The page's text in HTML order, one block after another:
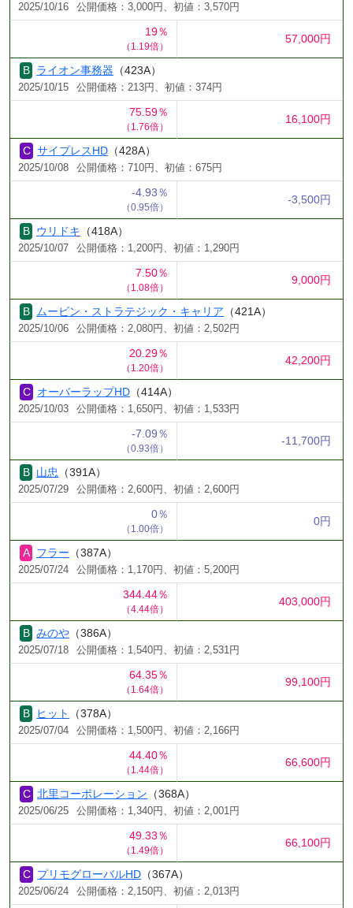
2025/10/16 公開価格：3,000円、初値：3,570円
19％
（1.19倍）
57,000円
ライオン事務器 （423A）
2025/10/15 公開価格：213円、初値：374円
75.59％
（1.76倍）
16,100円
サイプレスHD （428A）
2025/10/08 公開価格：710円、初値：675円
-4.93％
（0.95倍）
-3,500円
ウリドキ （418A）
2025/10/07 公開価格：1,200円、初値：1,290円
7.50％
（1.08倍）
9,000円
ムービン・ストラテジック・キャリア （421A）
2025/10/06 公開価格：2,080円、初値：2,502円
20.29％
（1.20倍）
42,200円
オーバーラップHD （414A）
2025/10/03 公開価格：1,650円、初値：1,533円
-7.09％
（0.93倍）
-11,700円
山忠 （391A）
2025/07/29 公開価格：2,600円、初値：2,600円
0％
（1.00倍）
0円
フラー （387A）
2025/07/24 公開価格：1,170円、初値：5,200円
344.44％
（4.44倍）
403,000円
みのや （386A）
2025/07/18 公開価格：1,540円、初値：2,531円
64.35％
（1.64倍）
99,100円
ヒット （378A）
2025/07/04 公開価格：1,500円、初値：2,166円
44.40％
（1.44倍）
66,600円
北里コーポレーション （368A）
2025/06/25 公開価格：1,340円、初値：2,001円
49.33％
（1.49倍）
66,100円
プリモグローバルHD （367A）
2025/06/24 公開価格：2,150円、初値：2,013円